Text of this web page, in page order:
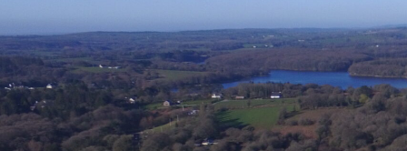
au
contenu
la
navigation
principale
au
pied
de
page